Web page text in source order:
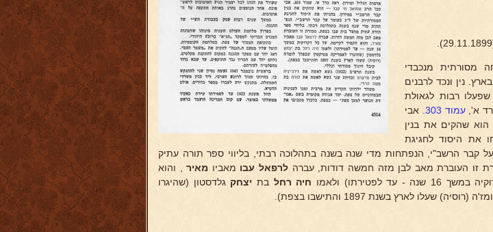
מסורתית מנכבדי
נין ונכד לרבנים
שפעלו רבות לגאולת
א',עמוד 303
. אבי
הוא שהקים את בנין
את היסוד לחגיגת
קבר הרשב"י, הנפתחות מדי שנה בשנה בתהלוכה רבתי, בליווי ספר תורה עתיק
זו העוברת מאב לבן מזה חמשה דודות, עברה לרפאל עבו מאביו מאיר, והוא
לפטירתו) ולאמו
חיה רחל בת יצחקגלדסטון (שהיגרו
שעלו לארץ בשנת 1897 והתישבו בצפת).